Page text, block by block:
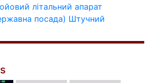
літальний апарат
посада) Штучний